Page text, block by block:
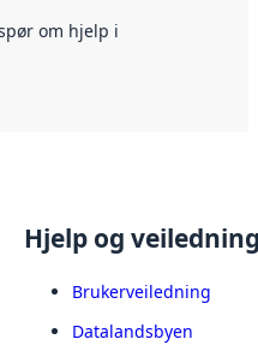
om hjelp i
Hjelp og
Brukerveiledning
Datalandsbyen